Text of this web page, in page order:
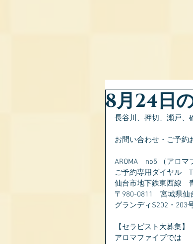
8月24日
長谷川、押切、瀬戸、
お問い合わせ・ご予約
AROMA　no5 （アロマ
ご予約専用ダイヤル　
仙台市地下鉄東西線　
〒980-0811　宮城県
グランディS202・203
【セラピスト大募集】
アロマファイブでは